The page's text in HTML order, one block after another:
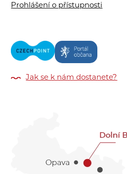
Prohlášení o přístupnosti
Jak se k nám dostanete?